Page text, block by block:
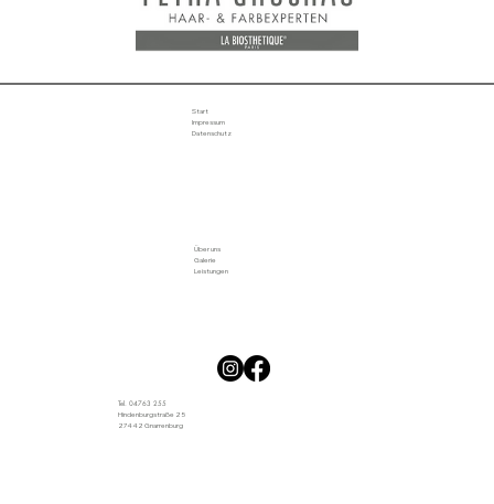
Start
Impressum
Datenschutz
Über uns
Galerie
Leistungen
Tel. 04763 255
Hindenburgstraße 25
27442 Gnarrenburg